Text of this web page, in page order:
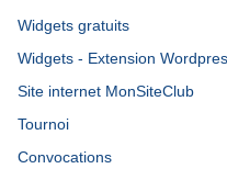
Widgets gratuits
Widgets - Extension
Site internet MonSiteClub
Tournoi
Convocations